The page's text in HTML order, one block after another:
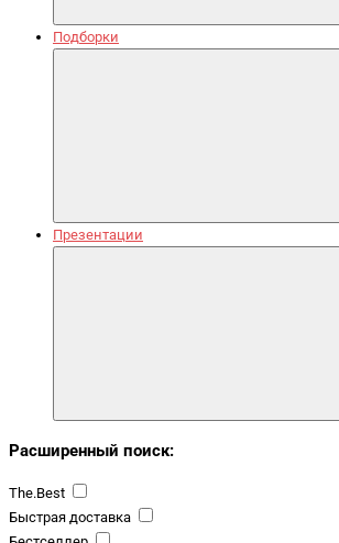
Подборки
Презентации
Расширенный поиск:
The.Best
Быстрая доставка